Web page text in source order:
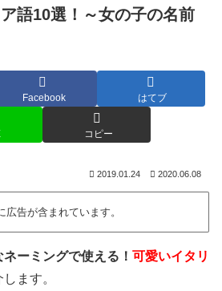
語10選！～女の子の名前
Facebook はてブ
コピー
2019.01.24 2020.06.08
広告が含まれています。
ネーミングで使える！ 可愛いイタリ
ます。